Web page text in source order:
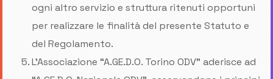
ogni altro servizio e struttura ritenuti opportuni
per realizzare le finalità del presente Statuto e
del Regolamento.
L’Associazione “A.GE.D.O. Torino ODV” aderisce ad